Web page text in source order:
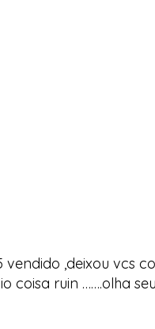
,deixou vcs
ruin …….olha